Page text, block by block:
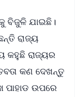
ବିଜୁଳି ଯାଇଛି।
ରାଜ୍ୟ
କହୁଛି ରାଜ୍ୟର
କଣ ଦେଖନ୍ତୁ
ପାହାଡ ଉପରେ